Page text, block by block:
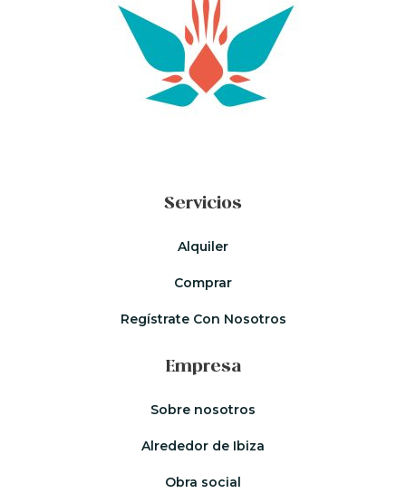
Servicios
Alquiler
Comprar
Regístrate Con Nosotros
Empresa
Sobre nosotros
Alrededor de Ibiza
Obra social